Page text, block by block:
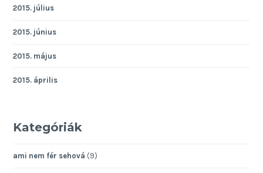
2015. július
2015. június
2015. május
2015. április
Kategóriák
ami nem fér sehová (9)